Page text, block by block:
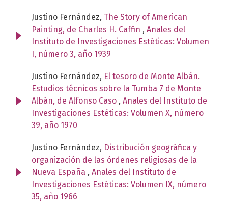
Justino Fernández, The Story of American
Painting, de Charles H. Caffin , Anales del
Instituto de Investigaciones Estéticas: Volumen
I, número 3, año 1939
Justino Fernández, El tesoro de Monte Albán.
Estudios técnicos sobre la Tumba 7 de Monte
Albán, de Alfonso Caso , Anales del Instituto de
Investigaciones Estéticas: Volumen X, número
39, año 1970
Justino Fernández, Distribución geográfica y
organización de las órdenes religiosas de la
Nueva España , Anales del Instituto de
Investigaciones Estéticas: Volumen IX, número
35, año 1966